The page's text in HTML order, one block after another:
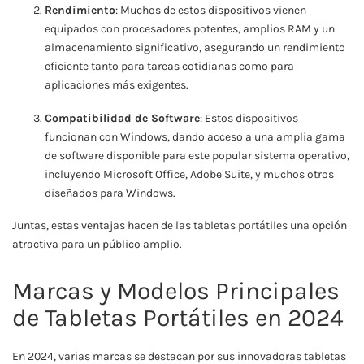
Rendimiento: Muchos de estos dispositivos vienen
equipados con procesadores potentes, amplios RAM y un
almacenamiento significativo, asegurando un rendimiento
eficiente tanto para tareas cotidianas como para
aplicaciones más exigentes.
Compatibilidad de Software: Estos dispositivos
funcionan con Windows, dando acceso a una amplia gama
de software disponible para este popular sistema operativo,
incluyendo Microsoft Office, Adobe Suite, y muchos otros
diseñados para Windows.
Juntas, estas ventajas hacen de las tabletas portátiles una opción
atractiva para un público amplio.
Marcas y Modelos Principales
de Tabletas Portátiles en 2024
En 2024, varias marcas se destacan por sus innovadoras tabletas